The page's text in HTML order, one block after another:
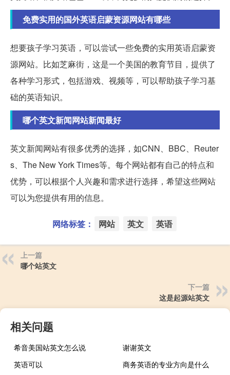
免费实用的国外英语启蒙资源网站有哪些
想要孩子学习英语，可以尝试一些免费的实用英语启蒙资
源网站。比如芝麻街，这是一个美国的教育节目，提供了
各种学习形式，包括游戏、视频等，可以帮助孩子学习基
础的英语知识。
哪个英文新闻网站新闻最好
英文新闻网站有很多优秀的选择，如CNN、BBC、Reuter
s、The New York Times等。每个网站都有自己的特点和
优势，可以根据个人兴趣和需求进行选择，希望这些网站
可以为您提供有用的信息。
网络标签： 网站 英文 英语
上一篇
哪个站英文
下一篇
这是起源站英文
相关问题
希音美国站英文怎么说
谢谢英文
英语可以
商务英语的专业方向是什么